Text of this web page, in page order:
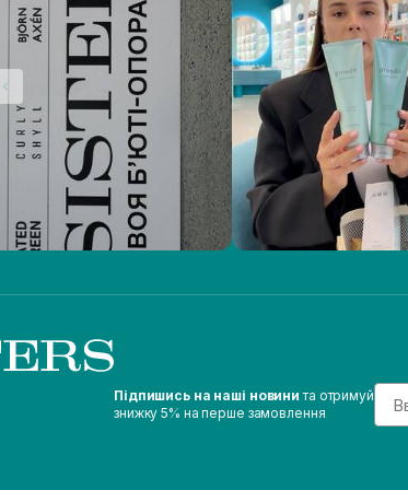
Підпишись на наші новини та отримуй
знижку 5% на перше замовлення
Email